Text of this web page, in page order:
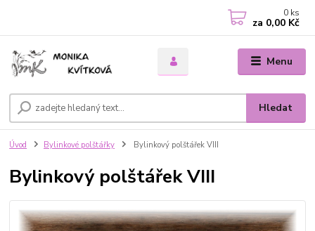
Menu
Hledat
0 ks
za 0,00 Kč
Úvod Bylinkové polštářky Bylinkový polštářek VIII
Bylinkový polštářek VIII